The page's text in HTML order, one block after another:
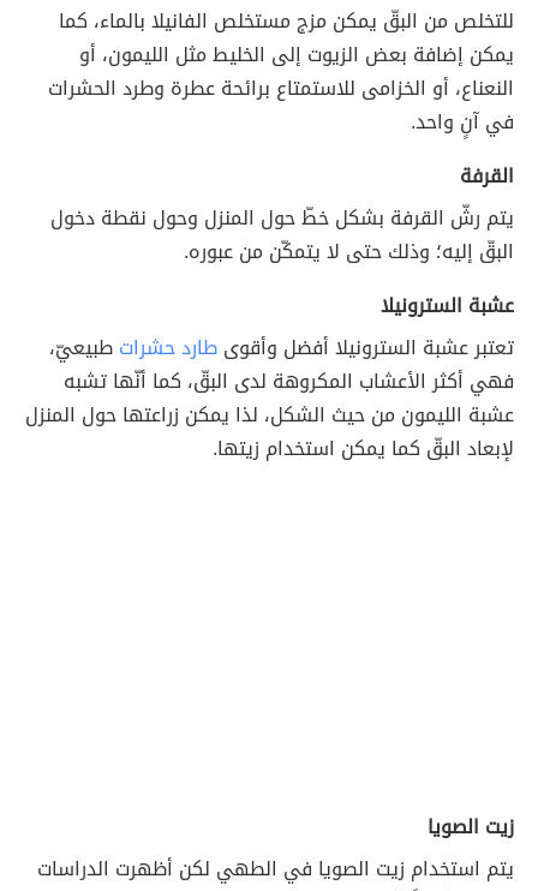
للتخلص من البقّ يمكن مزج مستخلص الفانيلا بالماء، كما
يمكن إضافة بعض الزيوت إلى الخليط مثل الليمون، أو
النعناع، أو الخزامى للاستمتاع برائحة عطرة وطرد الحشرات
في آنٍ واحد.
القرفة
يتم رشّ القرفة بشكل خطّ حول المنزل وحول نقطة دخول
البقّ إليه؛ وذلك حتى لا يتمكّن من عبوره.
عشبة السترونيلا
تعتبر عشبة السترونيلا أفضل وأقوىطارد حشراتطبيعيّ،
فهي أكثر الأعشاب المكروهة لدى البقّ، كما أنّها تشبه
عشبة الليمون من حيث الشكل، لذا يمكن زراعتها حول المنزل
لإبعاد البقّ كما يمكن استخدام زيتها.
زيت الصويا
يتم استخدام زيت الصويا في الطهي لكن أظهرت الدراسات